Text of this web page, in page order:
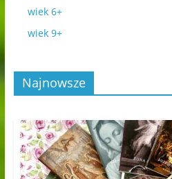
wiek 6+
wiek 9+
Najnowsze